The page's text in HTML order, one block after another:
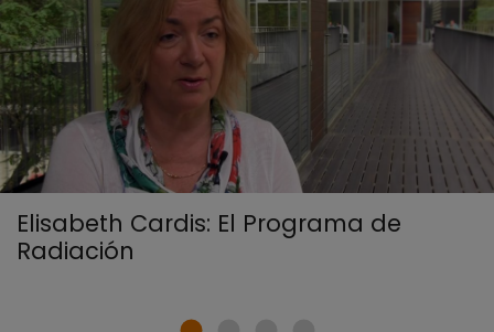
Elisabeth Cardis: El Programa de
Radiación